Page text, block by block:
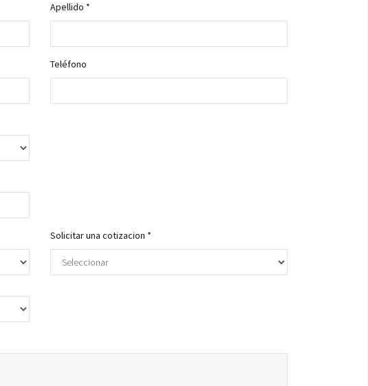
Apellido *
Teléfono
Solicitar una cotizacion *